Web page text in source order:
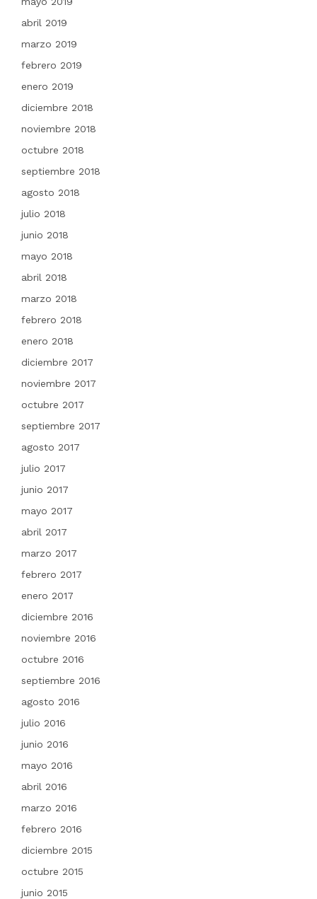
abril 2019
marzo 2019
febrero 2019
enero 2019
diciembre 2018
noviembre 2018
octubre 2018
septiembre 2018
agosto 2018
julio 2018
junio 2018
mayo 2018
abril 2018
marzo 2018
febrero 2018
enero 2018
diciembre 2017
noviembre 2017
octubre 2017
septiembre 2017
agosto 2017
julio 2017
junio 2017
mayo 2017
abril 2017
marzo 2017
febrero 2017
enero 2017
diciembre 2016
noviembre 2016
octubre 2016
septiembre 2016
agosto 2016
julio 2016
junio 2016
mayo 2016
abril 2016
marzo 2016
febrero 2016
diciembre 2015
octubre 2015
junio 2015